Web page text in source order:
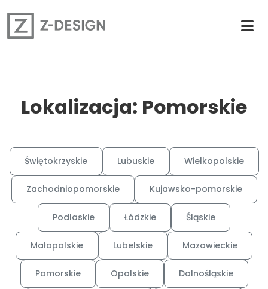
Lokalizacja: Pomorskie
Świętokrzyskie Lubuskie Wielkopolskie
Zachodniopomorskie Kujawsko-pomorskie
Podlaskie Łódzkie Śląskie
Małopolskie Lubelskie Mazowieckie
Pomorskie Opolskie Dolnośląskie